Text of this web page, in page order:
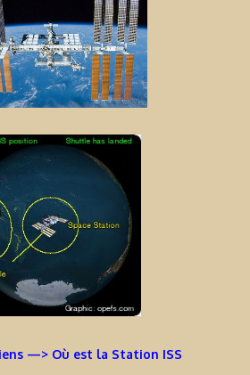
—> Où est la Station ISS